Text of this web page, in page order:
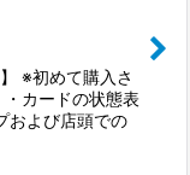
※初めて購入さ
カードの状態表
および店頭での